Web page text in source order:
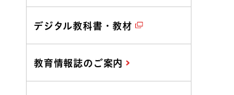
デジタル教科書・教材
教育情報誌のご案内